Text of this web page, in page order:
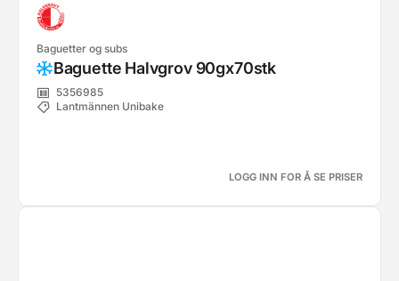
Baguetter og subs
Baguette Halvgrov 90gx70stk
5356985
Lantmännen Unibake
LOGG INN FOR Å SE PRISER